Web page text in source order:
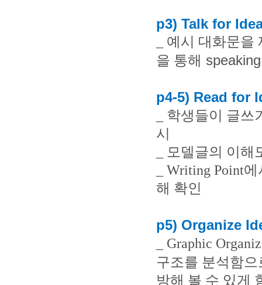
p3) Talk for
예시 대화문을
을 통해
p4-5) Read for
학생들이 글쓰
시
모델글의 이해
_ Writing Point에
해 확인
p5) Organize
_ Graphic
구조를 분석함으
방해 볼 수 있게